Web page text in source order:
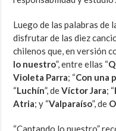
Luego de las palabras de
disfrutar de las diez
chilenos que, en versión
lo nuestro”, entre ellas “
Violeta Parra; “Con una
“Luchín”, deVíctor Jara; “
Atria; y “Valparaíso”, de